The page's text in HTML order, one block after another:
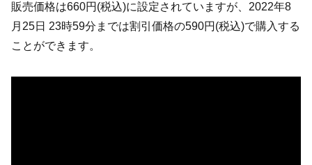
販売価格は660円(税込)に設定されていますが、2022年8
月25日 23時59分までは割引価格の590円(税込)で購入する
ことができます。